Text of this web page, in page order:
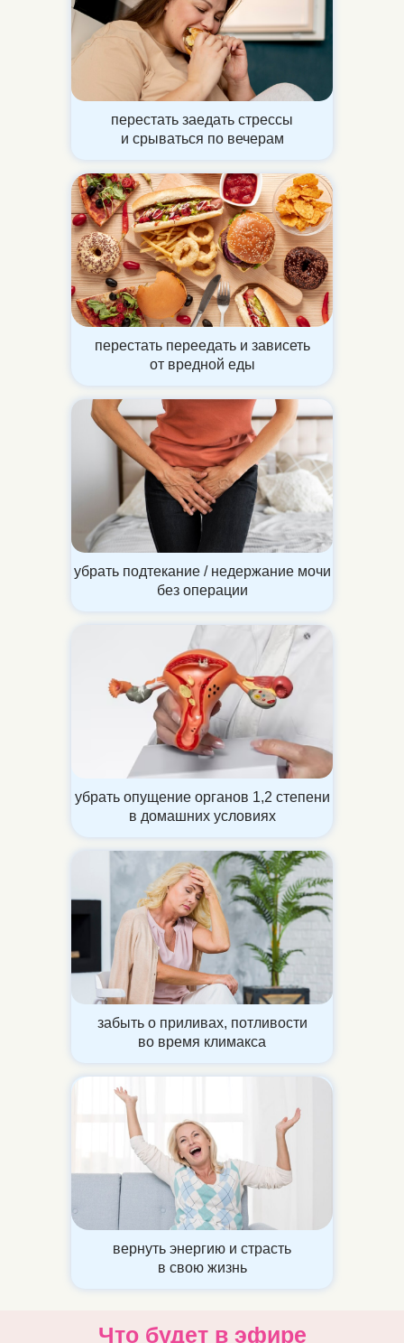
перестать заедать стрессы
и срываться по вечерам
перестать переедать и зависеть
от вредной еды
убрать подтекание / недержание мочи
без операции
убрать опущение органов 1,2 степени
в домашних условиях
забыть о приливах, потливости
во время климакса
вернуть энергию и страсть
в свою жизнь
Что будет в эфире